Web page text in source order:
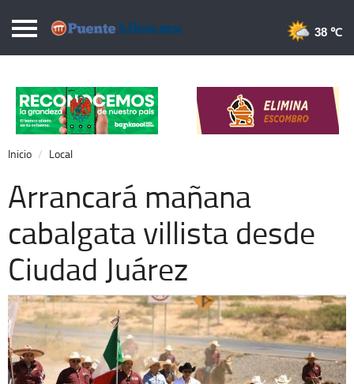
Puentelibre.mx
Local
Nacional
Opinión
Cronos
Economía
Espectáculos
Extra +
38 ℃
Inicio Local
Arrancará mañana
cabalgata villista desde
Ciudad Juárez